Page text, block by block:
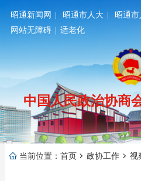
昭通新闻网 | 昭通市人大 |
昭通
网站无障碍 | 适老化
中国人民政治协商
当前位置： 首页 政协工作 视